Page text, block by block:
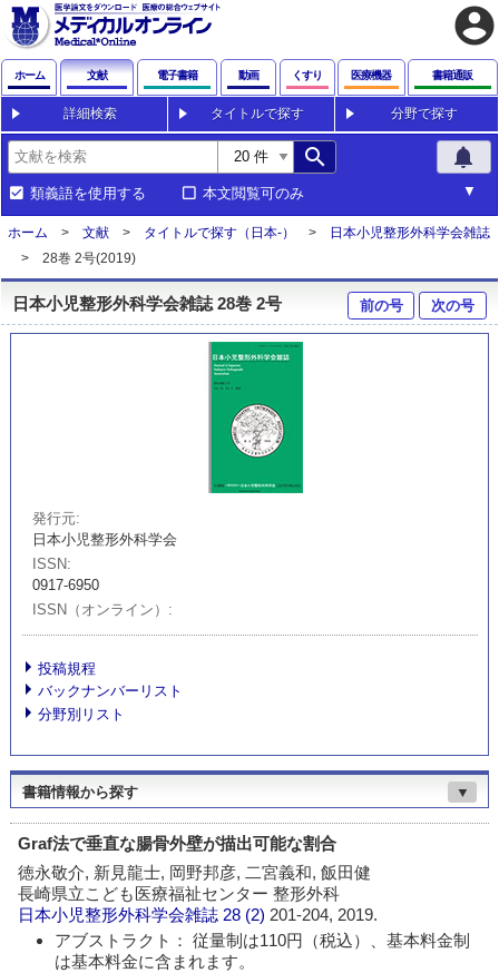
account_circle
ホーム 文献 電子書籍 動画 くすり 医療機器 書籍通販
詳細検索 タイトルで探す 分野で探す
search notifications
類義語を使用する 本文閲覧可のみ
ホーム 文献 タイトルで探す（日本-）
日本小児整形外科学会雑誌
28巻 2号(2019)
日本小児整形外科学会雑誌 28巻 2号 前の号 次の号
発行元
日本小児整形外科学会
ISSN
0917-6950
ISSN（オンライン）
投稿規程
バックナンバーリスト
分野別リスト
書籍情報から探す ▼
Graf法で垂直な腸骨外壁が描出可能な割合
徳永敬介, 新見龍士, 岡野邦彦, 二宮義和, 飯田健
長崎県立こども医療福祉センター 整形外科
日本小児整形外科学会雑誌 28 (2)201-204, 2019.
アブストラクト： 従量制は110円（税込）、基本料金制
は基本料金に含まれます。